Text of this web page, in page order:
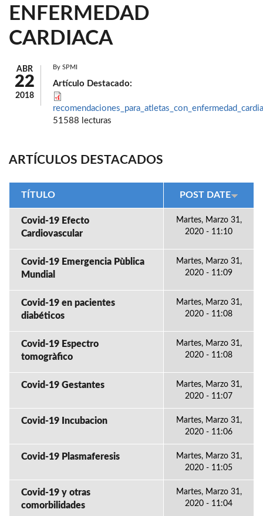
ENFERMEDAD
CARDIACA
ABR
22
2018
By SPMI
Artículo Destacado:
51588 lecturas
ARTÍCULOS DESTACADOS
TÍTULO POST DATE
Covid-19 Efecto
Cardiovascular
Martes, Marzo 31,
2020 - 11:10
Covid-19 Emergencia Pùblica
Mundial
Martes, Marzo 31,
2020 - 11:09
Covid-19 en pacientes
diabéticos
Martes, Marzo 31,
2020 - 11:08
Covid-19 Espectro
tomogràfico
Martes, Marzo 31,
2020 - 11:08
Covid-19 Gestantes
Martes, Marzo 31,
2020 - 11:07
Covid-19 Incubacion
Martes, Marzo 31,
2020 - 11:06
Covid-19 Plasmaferesis
Martes, Marzo 31,
2020 - 11:05
Covid-19 y otras
comorbilidades
Martes, Marzo 31,
2020 - 11:04